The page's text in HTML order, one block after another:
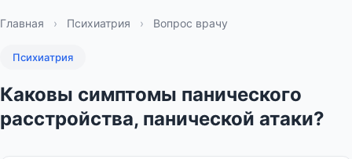
Главная › Психиатрия › Вопрос врачу
Психиатрия
Каковы симптомы панического
расстройства, панической атаки?